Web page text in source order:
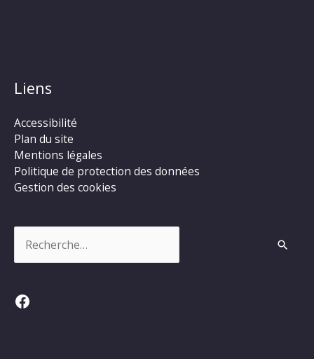
Liens
Accessibilité
Plan du site
Mentions légales
Politique de protection des données
Gestion des cookies
Facebook